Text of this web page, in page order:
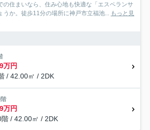
の住まいなら、住み心地も快適な「エスペランサ
うか。徒歩11分の場所に神戸市立福池...
もっと見
万円
/ 42.00㎡ / 2DK
万円
階 / 42.00㎡ / 2DK